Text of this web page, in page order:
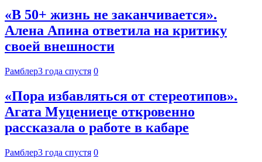
«В 50+ жизнь не заканчивается».
Алена Апина ответила на критику
своей внешности
Рамблер3 года спустя 0
«Пора избавляться от стереотипов».
Агата Муцениеце откровенно
рассказала о работе в кабаре
Рамблер3 года спустя 0